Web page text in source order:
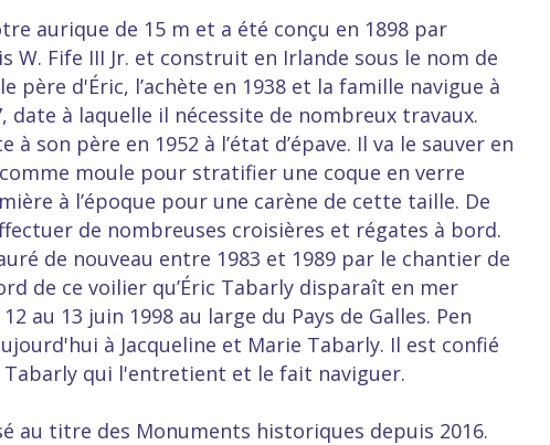
aurique de 15 m et a été conçu en 1898 par
W. Fife III Jr. et construit en Irlande sous le nom de
père d'Éric, l’achète en 1938 et la famille navigue à
date à laquelle il nécessite de nombreux travaux.
à son père en 1952 à l’état d’épave. Il va le sauver en
moule pour stratifier une coque en verre
à l’époque pour une carène de cette taille. De
de nombreuses croisières et régates à bord.
de nouveau entre 1983 et 1989 par le chantier de
de ce voilier qu’Éric Tabarly disparaît en mer
au 13 juin 1998 au large du Pays de Galles. Pen
à Jacqueline et Marie Tabarly. Il est confié
Tabarly qui l'entretient et le fait naviguer.
au titre des Monuments historiques depuis 2016.